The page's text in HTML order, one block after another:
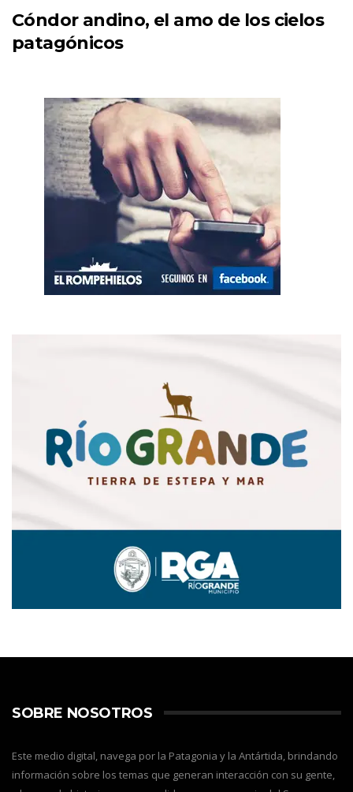
Cóndor andino, el amo de los cielos
patagónicos
SOBRE NOSOTROS
Este medio digital, navega por la Patagonia y la Antártida, brindando
información sobre los temas que generan interacción con su gente,